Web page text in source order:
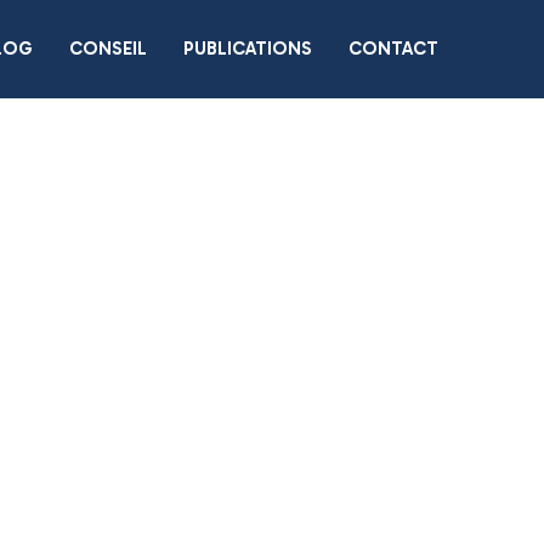
CONSEIL PUBLICATIONS CONTACT